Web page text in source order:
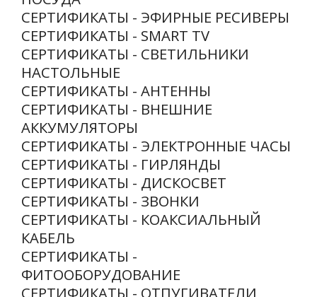
PR
Отзывы
news@signalelectronics.ru
СЕРТИФИКАТЫ - ЭФИРНЫЕ РЕСИВЕРЫ
СЕРТИФИКАТЫ - SMART TV
СЕРТИФИКАТЫ - СВЕТИЛЬНИКИ
НАСТОЛЬНЫЕ
СЕРТИФИКАТЫ - АНТЕННЫ
СЕРТИФИКАТЫ - ВНЕШНИЕ
АККУМУЛЯТОРЫ
СЕРТИФИКАТЫ - ЭЛЕКТРОННЫЕ ЧАСЫ
СЕРТИФИКАТЫ - ГИРЛЯНДЫ
СЕРТИФИКАТЫ - ДИСКОСВЕТ
СЕРТИФИКАТЫ - ЗВОНКИ
СЕРТИФИКАТЫ - КОАКСИАЛЬНЫЙ
КАБЕЛЬ
СЕРТИФИКАТЫ -
ФИТООБОРУДОВАНИЕ
СЕРТИФИКАТЫ - ОТПУГИВАТЕЛИ